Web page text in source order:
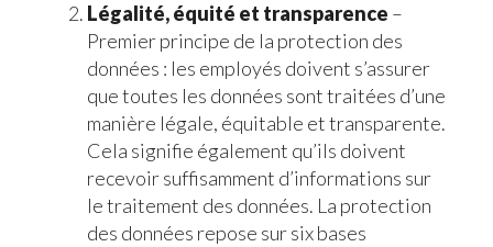
Légalité, équité et transparence –
Premier principe de la protection des
données : les employés doivent s’assurer
que toutes les données sont traitées d’une
manière légale, équitable et transparente.
Cela signifie également qu’ils doivent
recevoir suffisamment d’informations sur
le traitement des données. La protection
des données repose sur six bases